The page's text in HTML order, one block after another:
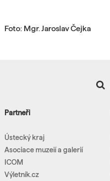
Foto: Mgr. Jaroslav Čejka
Partneři
Ústecký kraj
Asociace muzeií a galerií
ICOM
Výletník.cz